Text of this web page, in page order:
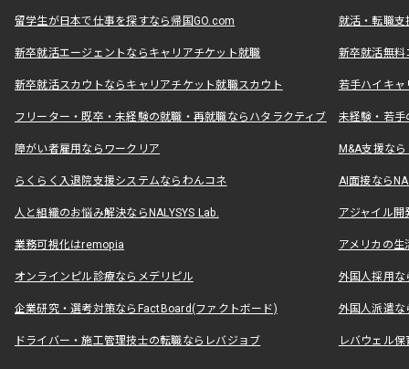
留学生が日本で仕事を探すなら帰国GO.com 就活・転職
新卒就活エージェントならキャリアチケット就職 新卒就活無料
新卒就活スカウトならキャリアチケット就職スカウト 若手ハイキ
フリーター・既卒・未経験の就職・再就職ならハタラクティブ 未経験・若手
障がい者雇用ならワークリア M&A支援な
らくらく入退院支援システムならわんコネ AI面接なら
人と組織のお悩み解決ならNALYSYS Lab. アジャイル
業務可視化はremopia アメリカの
オンラインピル診療ならメデリピル 外国人採用
企業研究・選考対策ならFactBoard(ファクトボード) 外国人派遣な
ドライバー・施工管理技士の転職ならレバジョブ レバウェル